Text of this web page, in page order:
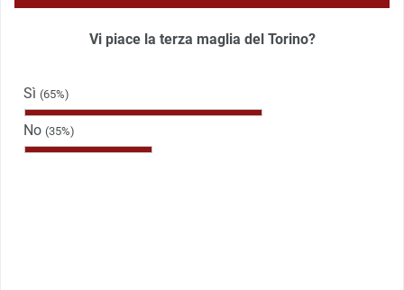
Vi piace la terza maglia del Torino?
Sì (65%)
No (35%)